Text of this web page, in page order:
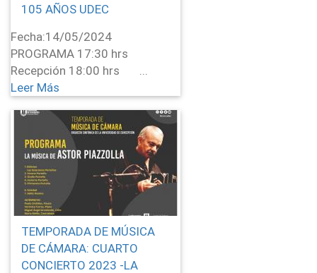
105 AÑOS UDEC
Fecha:14/05/2024
PROGRAMA 17:30 hrs
Recepción 18:00 hrs ...
Leer Más
TEMPORADA DE MÚSICA
DE CÁMARA: CUARTO
CONCIERTO 2023 -LA